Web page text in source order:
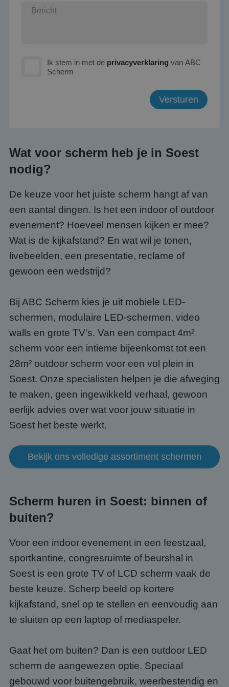
Ik stem in met de privacyverklaring van ABC
Scherm
Wat voor scherm heb je in Soest
nodig?
De keuze voor het juiste scherm hangt af van
een aantal dingen. Is het een indoor of outdoor
evenement? Hoeveel mensen kijken er mee?
Wat is de kijkafstand? En wat wil je tonen,
livebeelden, een presentatie, reclame of
gewoon een wedstrijd?
Bij ABC Scherm kies je uit mobiele LED-
schermen, modulaire LED-schermen, video
walls en grote TV's. Van een compact 4m²
scherm voor een intieme bijeenkomst tot een
28m² outdoor scherm voor een vol plein in
Soest. Onze specialisten helpen je die afweging
te maken, geen ingewikkeld verhaal, gewoon
eerlijk advies over wat voor jouw situatie in
Soest het beste werkt.
Bekijk ons volledige assortiment schermen
Scherm huren in Soest: binnen of
buiten?
Voor een indoor evenement in een feestzaal,
sportkantine, congresruimte of beurshal in
Soest is een grote TV of LCD scherm vaak de
beste keuze. Scherp beeld op kortere
kijkafstand, snel op te stellen en eenvoudig aan
te sluiten op een laptop of mediaspeler.
Gaat het om buiten? Dan is een outdoor LED
scherm de aangewezen optie. Speciaal
gebouwd voor buitengebruik, weerbestendig en